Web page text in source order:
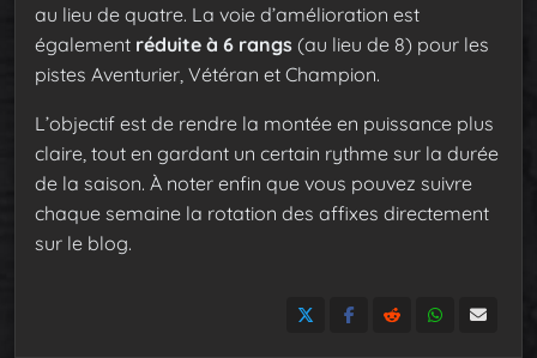
au lieu de quatre. La voie d’amélioration est
également réduite à 6 rangs (au lieu de 8) pour les
pistes Aventurier, Vétéran et Champion.
L’objectif est de rendre la montée en puissance plus
claire, tout en gardant un certain rythme sur la durée
de la saison. À noter enfin que vous pouvez suivre
chaque semaine la rotation des affixes directement
sur le blog.